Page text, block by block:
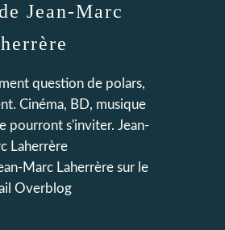
Jean-Marc
question de polars,
Cinéma, BD, musique
pourront s'inviter. Jean-
Laherrère
Marc Laherrère sur le
Overblog